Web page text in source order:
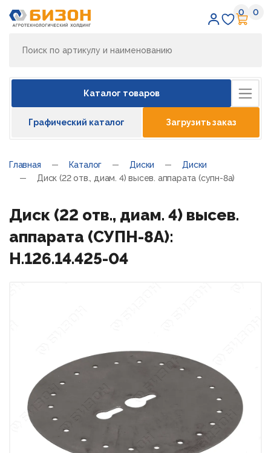
0 0
Каталог товаров
Графический каталог Загрузить заказ
Главная Каталог Диски
Диски
Диск (22 отв., диам. 4) высев. аппарата (супн-8а)
Диск (22 отв., диам. 4) высев.
аппарата (СУПН-8А):
Н.126.14.425-04